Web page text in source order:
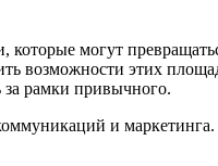
могут
возможности этих
рамки привычного.
и маркетинга.